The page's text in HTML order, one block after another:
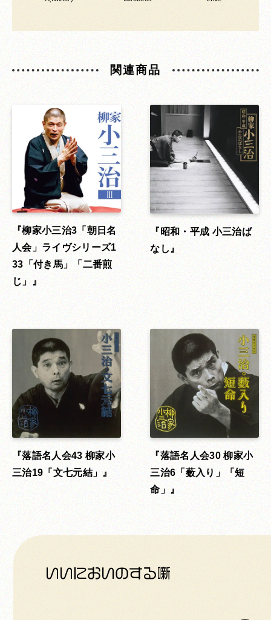
関連商品
柳家小三治3「朝日名
人会」ライヴシリーズ1
33「付き馬」「二番煎
じ」
昭和・平成 小三治ば
なし
落語名人会43 柳家小
三治19「文七元結」
落語名人会30 柳家小
三治6「薮入り」「短
命」